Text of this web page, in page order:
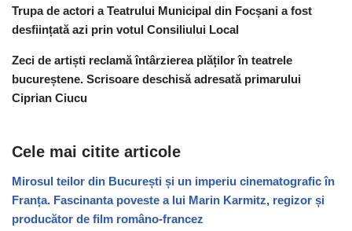
Trupa de actori a Teatrului Municipal din Focșani a fost
desființată azi prin votul Consiliului Local
Zeci de artiști reclamă întârzierea plăților în teatrele
bucureștene. Scrisoare deschisă adresată primarului
Ciprian Ciucu
Cele mai citite articole
Mirosul teilor din București și un imperiu cinematografic în
Franța. Fascinanta poveste a lui Marin Karmitz, regizor și
producător de film româno-francez